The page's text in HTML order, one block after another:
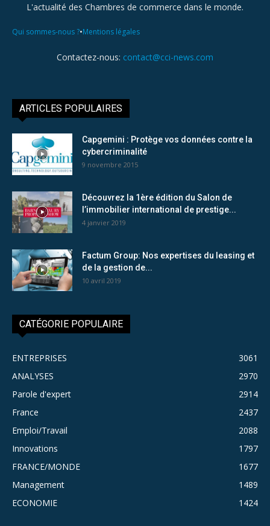
L'actualité des Chambres de commerce dans le monde.
Qui sommes-nous ?•Mentions légales
Contactez-nous: contact@cci-news.com
ARTICLES POPULAIRES
Capgemini : Protège vos données contre la
cybercriminalité
9 novembre 2015
Découvrez la 1ère édition du Salon de
l’immobilier international de prestige...
4 janvier 2019
Factum Group: Nos expertises du leasing et
de la gestion de...
10 avril 2019
CATÉGORIE POPULAIRE
ENTREPRISES
3061
ANALYSES
2970
Parole d'expert
2914
France
2437
Emploi/Travail
2088
Innovations
1797
FRANCE/MONDE
1677
Management
1489
ECONOMIE
1424